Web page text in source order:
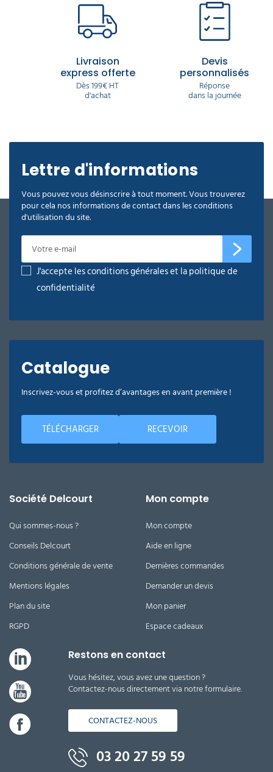
Livraison
express offerte
Dès 199€ HT
d'achat
Devis
personnalisés
Réponse
dans la journée
Lettre d'informations
Vous pouvez vous désinscrire à tout moment. Vous trouverez
pour cela nos informations de contact dans les conditions
d'utilisation du site.
J'accepte les conditions générales et la politique de
confidentialité
Catalogue
Inscrivez-vous et profitez d’avantages en avant première !
TÉLÉCHARGER RECEVOIR
Société Delcourt
Qui sommes-nous ?
Conseils Delcourt
Conditions générale de vente
Mentions légales
Plan du site
RGPD
Mon compte
Mon compte
Aide en ligne
Dernières commandes
Demander un devis
Mon panier
Espace cadeaux
Restons en contact
Vous hésitez, vous avez une question ?
Contactez-nous directement via notre formulaire.
CONTACTEZ-NOUS
03 20 27 59 59